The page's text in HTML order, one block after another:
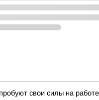
свои силы на